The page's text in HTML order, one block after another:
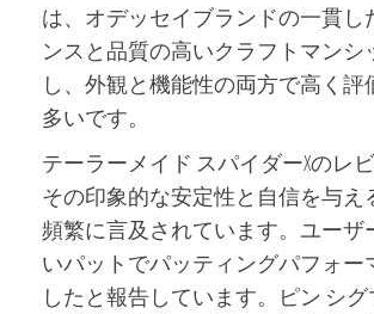
は、オデッセイブランドの一貫し
ンスと品質の高いクラフトマンシ
し、外観と機能性の両方で高く評
多いです。
テーラーメイド スパイダーXのレビ
その印象的な安定性と自信を与え
頻繁に言及されています。ユーザ
いパットでパッティングパフォー
したと報告しています。ピン シ